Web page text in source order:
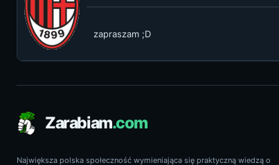
zapraszam ;D
Zarabiam.com
Największa polska społeczność wymieniająca się praktyczną wiedzą o